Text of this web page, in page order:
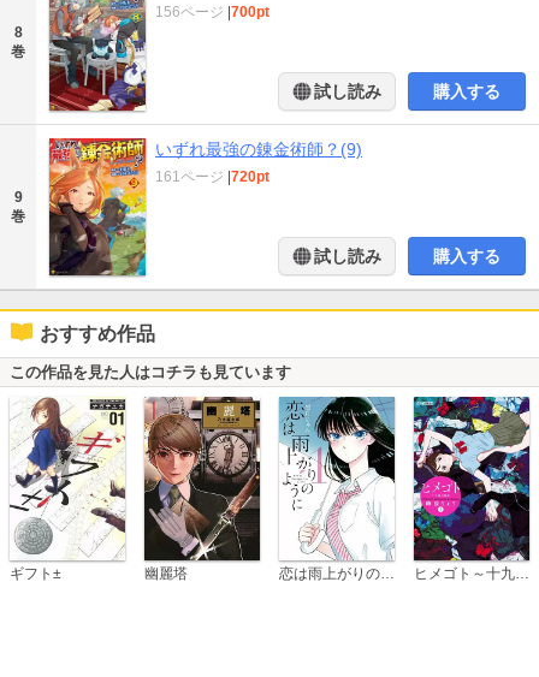
8
巻
156ページ |700pt
試し読み 購入する
9
巻
いずれ最強の錬金術師？(9)
161ページ |720pt
試し読み 購入する
おすすめ作品
この作品を見た人はコチラも見ています
ギフト± 幽麗塔 ヒメゴト～十九歳の制服～